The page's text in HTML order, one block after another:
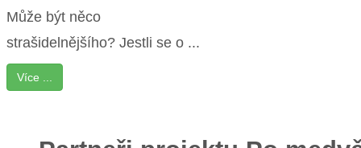
Může být něco
strašidelnějšího? Jestli se o ...
Více ...